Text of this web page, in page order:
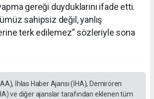
gereği duyduklarını ifade etti.
sahipsiz değil, yanlış
terk edilemez” sözleriyle sona
İhlas Haber Ajansı (İHA), Demirören
ve diğer ajanslar tarafından eklenen tüm